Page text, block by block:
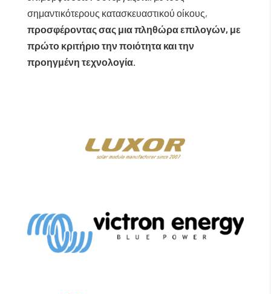
σημαντικότερους κατασκευαστικού οίκους,
προσφέροντας σας μια πληθώρα επιλογών, με
πρώτο κριτήριο την ποιότητα και την
προηγμένη τεχνολογία.